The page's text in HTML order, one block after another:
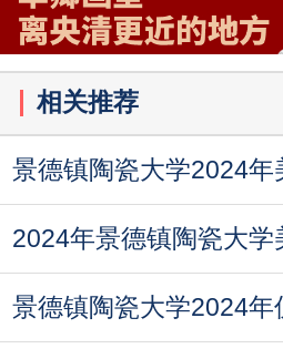
相关推荐